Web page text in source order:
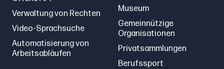
Verwaltung von Rechten
Video-Sprachsuche
Automatisierung von
Arbeitsabläufen
Museum
Gemeinnützige
Organisationen
Privatsammlungen
Berufssport